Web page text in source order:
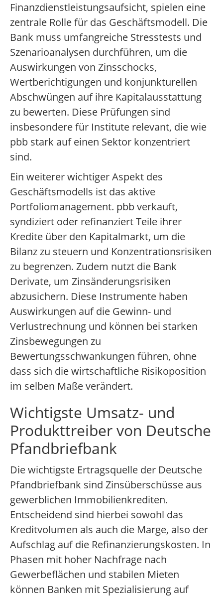
Finanzdienstleistungsaufsicht, spielen eine
zentrale Rolle für das Geschäftsmodell. Die
Bank muss umfangreiche Stresstests und
Szenarioanalysen durchführen, um die
Auswirkungen von Zinsschocks,
Wertberichtigungen und konjunkturellen
Abschwüngen auf ihre Kapitalausstattung
zu bewerten. Diese Prüfungen sind
insbesondere für Institute relevant, die wie
pbb stark auf einen Sektor konzentriert
sind.
Ein weiterer wichtiger Aspekt des
Geschäftsmodells ist das aktive
Portfoliomanagement. pbb verkauft,
syndiziert oder refinanziert Teile ihrer
Kredite über den Kapitalmarkt, um die
Bilanz zu steuern und Konzentrationsrisiken
zu begrenzen. Zudem nutzt die Bank
Derivate, um Zinsänderungsrisiken
abzusichern. Diese Instrumente haben
Auswirkungen auf die Gewinn- und
Verlustrechnung und können bei starken
Zinsbewegungen zu
Bewertungsschwankungen führen, ohne
dass sich die wirtschaftliche Risikoposition
im selben Maße verändert.
Wichtigste Umsatz- und
Produkttreiber von Deutsche
Pfandbriefbank
Die wichtigste Ertragsquelle der Deutsche
Pfandbriefbank sind Zinsüberschüsse aus
gewerblichen Immobilienkrediten.
Entscheidend sind hierbei sowohl das
Kreditvolumen als auch die Marge, also der
Aufschlag auf die Refinanzierungskosten. In
Phasen mit hoher Nachfrage nach
Gewerbeflächen und stabilen Mieten
können Banken mit Spezialisierung auf